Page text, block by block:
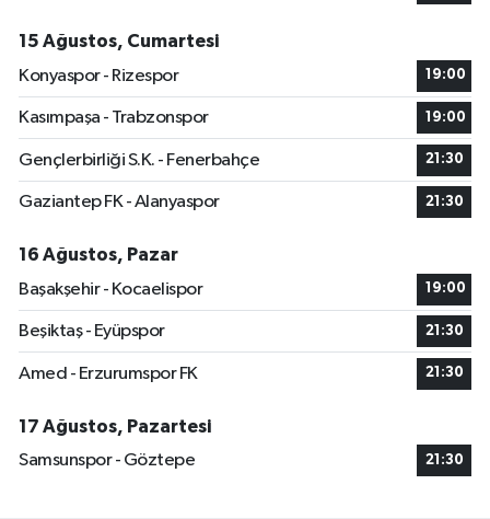
15 Ağustos, Cumartesi
Konyaspor - Rizespor
19:00
Kasımpaşa - Trabzonspor 19:00
Gençlerbirliği S.K. - Fenerbahçe 21:30
Gaziantep FK - Alanyaspor 21:30
16 Ağustos, Pazar
Başakşehir - Kocaelispor
19:00
Beşiktaş - Eyüpspor 21:30
Amed - Erzurumspor FK 21:30
17 Ağustos, Pazartesi
Samsunspor - Göztepe
21:30